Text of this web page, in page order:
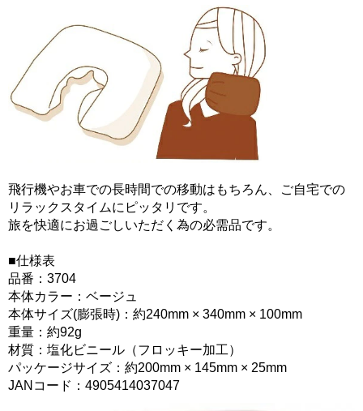
飛行機やお車での長時間での移動はもちろん、ご自宅での
リラックスタイムにピッタリです。
旅を快適にお過ごしいただく為の必需品です。
■仕様表
品番：3704
本体カラー：ベージュ
本体サイズ(膨張時)：約240mm × 340mm × 100mm
重量：約92g
材質：塩化ビニール（フロッキー加工）
パッケージサイズ：約200mm × 145mm × 25mm
JANコード：4905414037047